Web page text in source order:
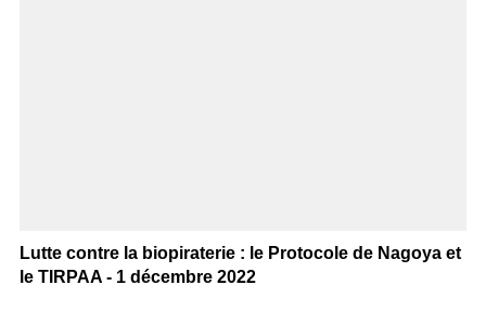
Lutte contre la biopiraterie : le Protocole de Nagoya et
le TIRPAA - 1 décembre 2022